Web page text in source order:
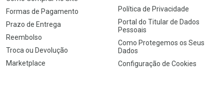
Formas de Pagamento
Prazo de Entrega
Reembolso
Troca ou Devolução
Marketplace
Política de Privacidade
Portal do Titular de Dados
Pessoais
Como Protegemos os Seus
Dados
Configuração de Cookies